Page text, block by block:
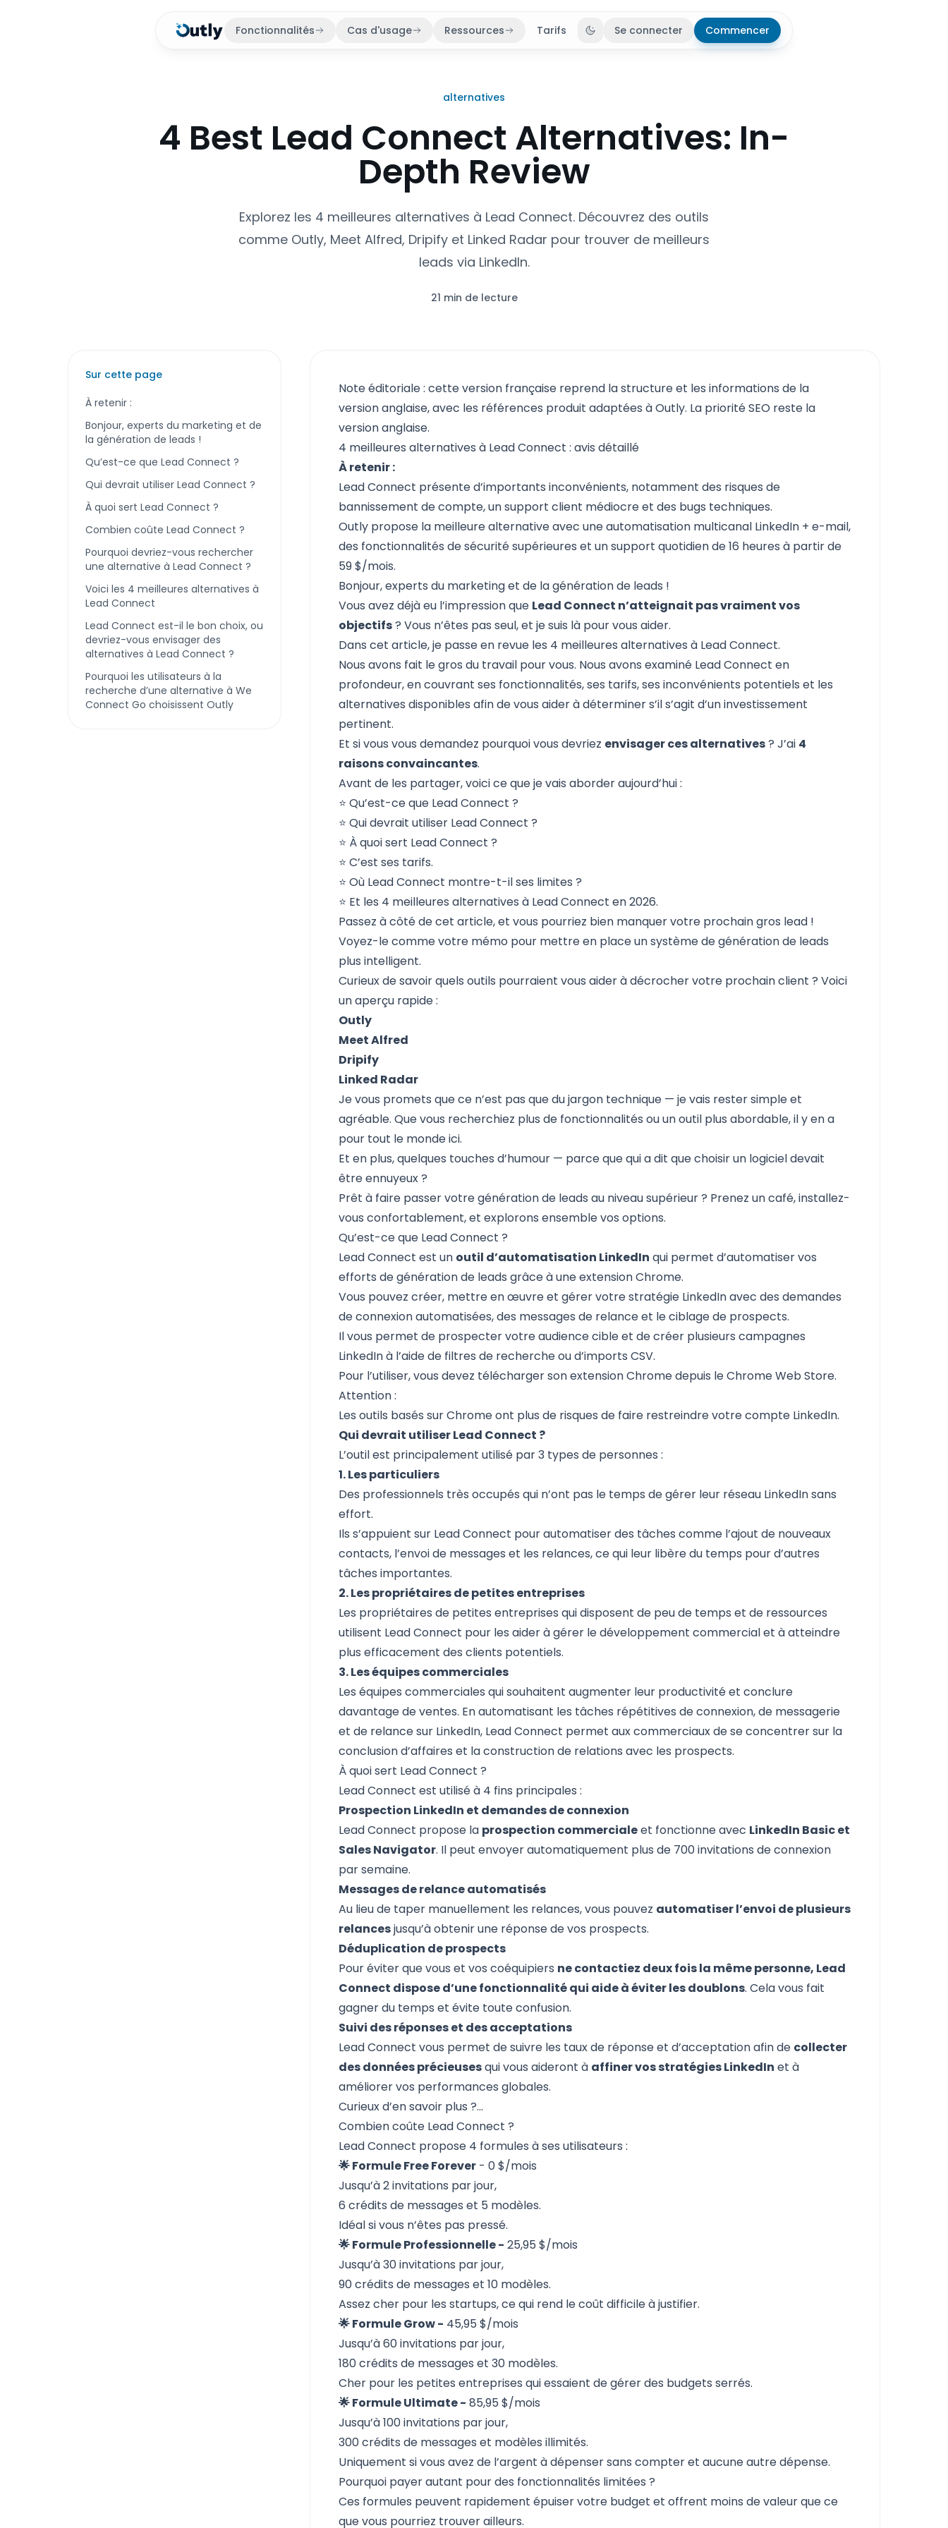
Fonctionnalités Cas d'usage Ressources Tarifs Basculer le thème
Se connecter Commencer
alternatives
4 Best Lead Connect Alternatives: In-
Depth Review
Explorez les 4 meilleures alternatives à Lead Connect. Découvrez des outils
comme Outly, Meet Alfred, Dripify et Linked Radar pour trouver de meilleurs
leads via LinkedIn.
21 min de lecture
Sur cette page
À retenir :
Bonjour, experts du marketing et de
la génération de leads !
Qu’est-ce que Lead Connect ?
Qui devrait utiliser Lead Connect ?
À quoi sert Lead Connect ?
Combien coûte Lead Connect ?
Pourquoi devriez-vous rechercher
une alternative à Lead Connect ?
Voici les 4 meilleures alternatives à
Lead Connect
Lead Connect est-il le bon choix, ou
devriez-vous envisager des
alternatives à Lead Connect ?
Pourquoi les utilisateurs à la
recherche d’une alternative à We
Connect Go choisissent Outly
Note éditoriale : cette version française reprend la structure et les informations de la
version anglaise, avec les références produit adaptées à Outly. La priorité SEO reste la
version anglaise.
4 meilleures alternatives à Lead Connect : avis détaillé
À retenir :
Lead Connect présente d’importants inconvénients, notamment des risques de
bannissement de compte, un support client médiocre et des bugs techniques.
Outly propose la meilleure alternative avec une automatisation multicanal LinkedIn + e-mail,
des fonctionnalités de sécurité supérieures et un support quotidien de 16 heures à partir de
59 $/mois.
Bonjour, experts du marketing et de la génération de leads !
Vous avez déjà eu l’impression que Lead Connect n’atteignait pas vraiment vos
objectifs? Vous n’êtes pas seul, et je suis là pour vous aider.
Dans cet article, je passe en revue les 4 meilleures alternatives à Lead Connect.
Nous avons fait le gros du travail pour vous. Nous avons examiné Lead Connect en
profondeur, en couvrant ses fonctionnalités, ses tarifs, ses inconvénients potentiels et les
alternatives disponibles afin de vous aider à déterminer s’il s’agit d’un investissement
pertinent.
Et si vous vous demandez pourquoi vous devriez envisager ces alternatives? J’ai 4
raisons convaincantes.
Avant de les partager, voici ce que je vais aborder aujourd’hui :
⭐Qu’est-ce que Lead Connect ?
⭐Qui devrait utiliser Lead Connect ?
⭐ À quoi sert Lead Connect ?
⭐ C’estses tarifs.
⭐Où Lead Connect montre-t-il ses limites ?
⭐ Et les 4 meilleures alternatives à Lead Connect en 2026.
Passez à côté de cet article, et vous pourriez bien manquer votre prochain gros lead !
Voyez-le comme votre mémo pour mettre en place un système de génération de leads
plus intelligent.
Curieux de savoir quels outils pourraient vous aider à décrocher votre prochain client ? Voici
un aperçu rapide :
Outly
Meet Alfred
Dripify
Linked Radar
Je vous promets que ce n’est pas que du jargon technique — je vais rester simple et
agréable. Que vous recherchiez plus de fonctionnalités ou un outil plus abordable, il y en a
pour tout le monde ici.
Et en plus, quelques touches d’humour — parce que qui a dit que choisir un logiciel devait
être ennuyeux ?
Prêt à faire passer votre génération de leads au niveau supérieur ? Prenez un café, installez-
vous confortablement, et explorons ensemble vos options.
Qu’est-ce que Lead Connect ?
Lead Connect est un outil d’automatisation LinkedIn qui permet d’automatiser vos
efforts de génération de leads grâce à une extension Chrome.
Vous pouvez créer, mettre en œuvre et gérer votre stratégie LinkedIn avec des demandes
de connexion automatisées, des messages de relance et le ciblage de prospects.
Il vous permet de prospecter votre audience cibleet de créer plusieurs campagnes
LinkedIn à l’aide de filtres de recherche ou d’imports CSV.
Pour l’utiliser, vous devez télécharger son extension Chrome depuis le Chrome Web Store.
Attention :
Les outils basés sur Chrome ont plus de risques de faire restreindre votre compte LinkedIn.
Qui devrait utiliser Lead Connect ?
L’outil est principalement utilisé par 3 types de personnes :
1. Les particuliers
Des professionnels très occupés qui n’ont pas le temps de gérer leur réseau LinkedInsans
effort.
Ils s’appuient sur Lead Connect pour automatiser des tâches comme l’ajout de nouveaux
contacts, l’envoi de messages et les relances, ce qui leur libère du temps pour d’autres
tâches importantes.
2. Les propriétaires de petites entreprises
Les propriétaires de petites entreprises qui disposent de peu de temps et de ressources
utilisent Lead Connect pour les aider à gérer ledéveloppement commercialet à atteindre
plus efficacement des clients potentiels.
3. Les équipes commerciales
Les équipes commerciales qui souhaitent augmenter leur productivité et conclure
davantage de ventes. En automatisant les tâches répétitives de connexion, de messagerie
et de relance sur LinkedIn, Lead Connect permet aux commerciaux de se concentrer sur la
conclusion d’affaires et la construction de relations avec les prospects.
À quoi sert Lead Connect ?
Lead Connect est utilisé à 4 fins principales :
Prospection LinkedIn et demandes de connexion
Lead Connect propose la prospection commercialeet fonctionne avec LinkedIn Basic et
Sales Navigator. Il peut envoyer automatiquement plus de 700 invitations de connexion
par semaine.
Messages de relance automatisés
Au lieu de taper manuellement les relances, vous pouvez automatiser l’envoi de plusieurs
relancesjusqu’à obtenir une réponse de vos prospects.
Déduplication de prospects
Pour éviter que vous et vos coéquipiers ne contactiez deux fois la même personne, Lead
Connect dispose d’une fonctionnalité qui aide à éviter les doublons. Cela vous fait
gagner du temps et évite toute confusion.
Suivi des réponses et des acceptations
Lead Connect vous permet de suivre les taux de réponse et d’acceptation afin de collecter
des données précieusesqui vous aideront à affiner vos stratégies LinkedIn et à
améliorer vos performances globales.
Curieux d’en savoir plus ?…
Combien coûte Lead Connect ?
Lead Connect propose 4 formules à ses utilisateurs :
🌟 Formule Free Forever - 0 $/mois
Jusqu’à 2 invitations par jour,
6 crédits de messages et 5 modèles.
Idéal si vous n’êtes pas pressé.
🌟 Formule Professionnelle - 25,95 $/mois
Jusqu’à 30 invitations par jour,
90 crédits de messages et 10 modèles.
Assez cher pour les startups, ce qui rend le coût difficile à justifier.
🌟 Formule Grow - 45,95 $/mois
Jusqu’à 60 invitations par jour,
180 crédits de messages et 30 modèles.
Cher pour les petites entreprises qui essaient de gérer des budgets serrés.
🌟 Formule Ultimate - 85,95 $/mois
Jusqu’à 100 invitations par jour,
300 crédits de messages et modèles illimités.
Uniquement si vous avez de l’argent à dépenser sans compter et aucune autre dépense.
Pourquoi payer autant pour des fonctionnalités limitées ?
Ces formules peuvent rapidement épuiser votre budget et offrent moins de valeur que ce
que vous pourriez trouver ailleurs.